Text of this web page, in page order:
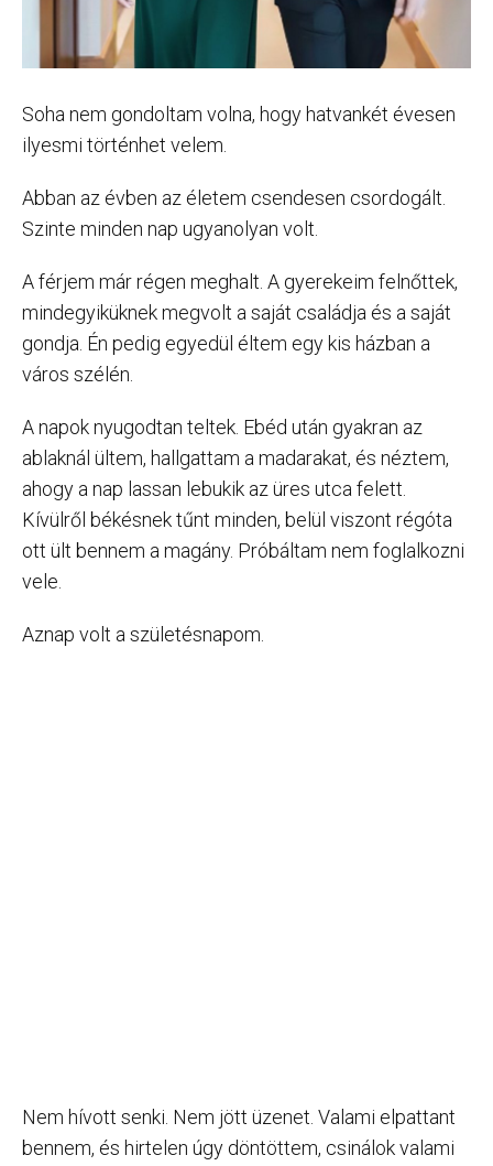
Soha nem gondoltam volna, hogy hatvankét évesen
ilyesmi történhet velem.
Abban az évben az életem csendesen csordogált.
Szinte minden nap ugyanolyan volt.
A férjem már régen meghalt. A gyerekeim felnőttek,
mindegyiküknek megvolt a saját családja és a saját
gondja. Én pedig egyedül éltem egy kis házban a
város szélén.
A napok nyugodtan teltek. Ebéd után gyakran az
ablaknál ültem, hallgattam a madarakat, és néztem,
ahogy a nap lassan lebukik az üres utca felett.
Kívülről békésnek tűnt minden, belül viszont régóta
ott ült bennem a magány. Próbáltam nem foglalkozni
vele.
Aznap volt a születésnapom.
Nem hívott senki. Nem jött üzenet. Valami elpattant
bennem, és hirtelen úgy döntöttem, csinálok valami